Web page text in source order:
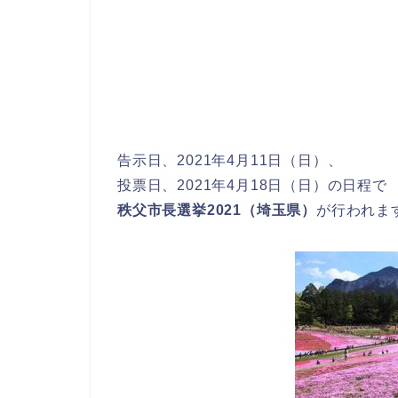
告示日、2021年4月11日（日）、
投票日、2021年4月18日（日）の日程で
秩父市長選挙2021（埼玉県） が行われま